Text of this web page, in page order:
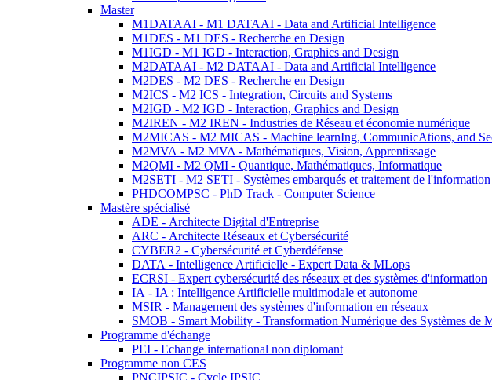
Master
M1DATAAI - M1 DATAAI - Data and Artificial Intelligence
M1DES - M1 DES - Recherche en Design
M1IGD - M1 IGD - Interaction, Graphics and Design
M2DATAAI - M2 DATAAI - Data and Artificial Intelligence
M2DES - M2 DES - Recherche en Design
M2ICS - M2 ICS - Integration, Circuits and Systems
M2IGD - M2 IGD - Interaction, Graphics and Design
M2IREN - M2 IREN - Industries de Réseau et économie numérique
M2MICAS - M2 MICAS - Machine learnIng, CommunicAtions, and
M2MVA - M2 MVA - Mathématiques, Vision, Apprentissage
M2QMI - M2 QMI - Quantique, Mathématiques, Informatique
M2SETI - M2 SETI - Systèmes embarqués et traitement de l'information
PHDCOMPSC - PhD Track - Computer Science
Mastère spécialisé
ADE - Architecte Digital d'Entreprise
ARC - Architecte Réseaux et Cybersécurité
CYBER2 - Cybersécurité et Cyberdéfense
DATA - Intelligence Artificielle - Expert Data & MLops
ECRSI - Expert cybersécurité des réseaux et des systèmes d'information
IA - IA : Intelligence Artificielle multimodale et autonome
MSIR - Management des systèmes d'information en réseaux
SMOB - Smart Mobility - Transformation Numérique des Systèmes de
Programme d'échange
PEI - Echange international non diplomant
Programme non CES
PNCIPSIC - Cycle IPSIC